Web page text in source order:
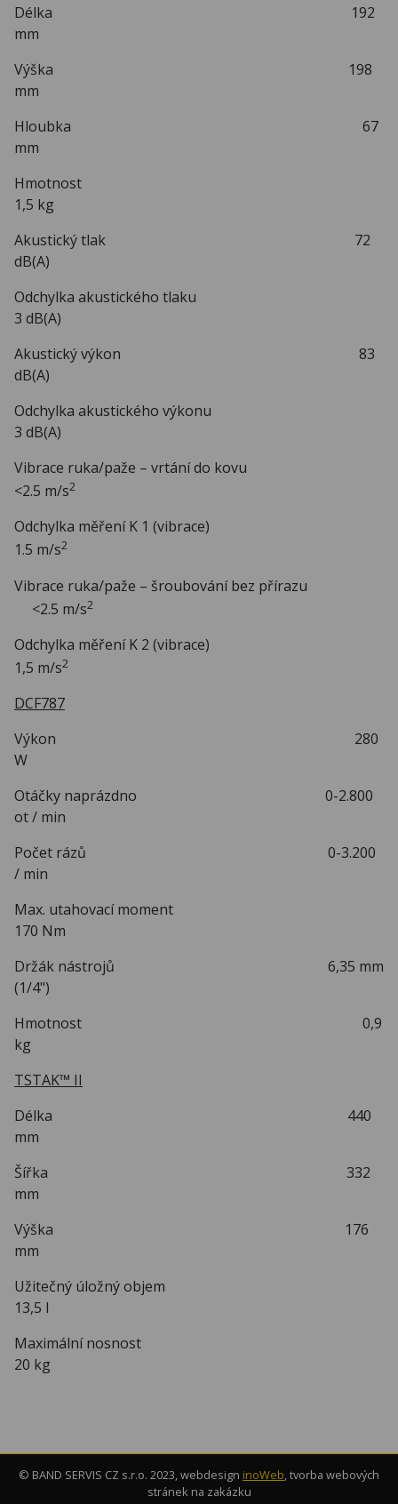
Délka 192
mm
Výška 198
mm
Hloubka 67
mm
Hmotnost
1,5 kg
Akustický tlak 72
dB(A)
Odchylka akustického tlaku
3 dB(A)
Akustický výkon 83
dB(A)
Odchylka akustického výkonu
3 dB(A)
Vibrace ruka/paže – vrtání do kovu
<2.5 m/s2
Odchylka měření K 1 (vibrace)
1.5 m/s2
Vibrace ruka/paže – šroubování bez přírazu
<2.5 m/s2
Odchylka měření K 2 (vibrace)
1,5 m/s2
DCF787
Výkon 280
W
Otáčky naprázdno 0-2.800
ot / min
Počet rázů 0-3.200
/ min
Max. utahovací moment
170 Nm
Držák nástrojů 6,35 mm
(1/4")
Hmotnost 0,9
kg
TSTAK™ II
Délka 440
mm
Šířka 332
mm
Výška 176
mm
Užitečný úložný objem
13,5 l
Maximální nosnost
20 kg
© BAND SERVIS CZ s.r.o. 2023, webdesign inoWeb, tvorba webových
stránek na zakázku